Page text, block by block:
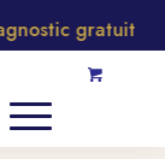
gratuit